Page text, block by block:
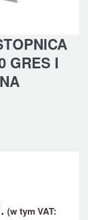
GRES I
(w tym VAT: